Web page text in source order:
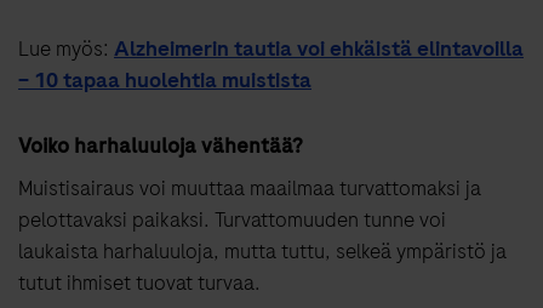
Lue myös: Alzheimerin tautia voi ehkäistä elintavoilla
– 10 tapaa huolehtia muistista
Voiko harhaluuloja vähentää?
Muistisairaus voi muuttaa maailmaa turvattomaksi ja
pelottavaksi paikaksi. Turvattomuuden tunne voi
laukaista harhaluuloja, mutta tuttu, selkeä ympäristö ja
tutut ihmiset tuovat turvaa.